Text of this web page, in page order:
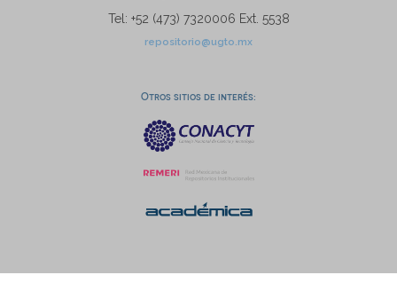
Tel: +52 (473) 7320006 Ext. 5538
repositorio@ugto.mx
Otros sitios de interés: